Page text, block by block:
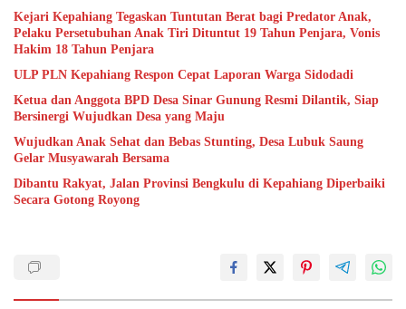
Kejari Kepahiang Tegaskan Tuntutan Berat bagi Predator Anak,
Pelaku Persetubuhan Anak Tiri Dituntut 19 Tahun Penjara, Vonis
Hakim 18 Tahun Penjara
ULP PLN Kepahiang Respon Cepat Laporan Warga Sidodadi
Ketua dan Anggota BPD Desa Sinar Gunung Resmi Dilantik, Siap
Bersinergi Wujudkan Desa yang Maju
Wujudkan Anak Sehat dan Bebas Stunting, Desa Lubuk Saung
Gelar Musyawarah Bersama
Dibantu Rakyat, Jalan Provinsi Bengkulu di Kepahiang Diperbaiki
Secara Gotong Royong